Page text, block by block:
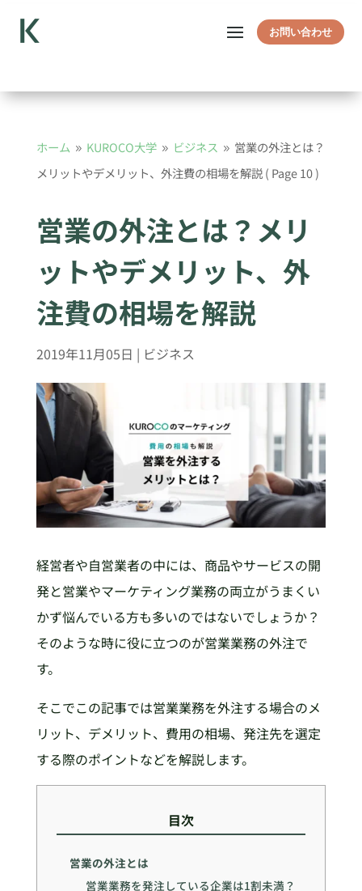
お問い合わせ
ホーム 9 KUROCO大学 9 ビジネス 9 営業の外注とは？
メリットやデメリット、外注費の相場を解説( Page 10 )
営業の外注とは？メリ
ットやデメリット、外
注費の相場を解説
2019年11月05日 | ビジネス
経営者や自営業者の中には、商品やサービスの開
発と営業やマーケティング業務の両立がうまくい
かず悩んでいる方も多いのではないでしょうか？
そのような時に役に立つのが営業業務の外注で
す。
そこでこの記事では営業業務を外注する場合のメ
リット、デメリット、費用の相場、発注先を選定
する際のポイントなどを解説します。
目次
営業の外注とは
営業業務を発注している企業は1割未満？